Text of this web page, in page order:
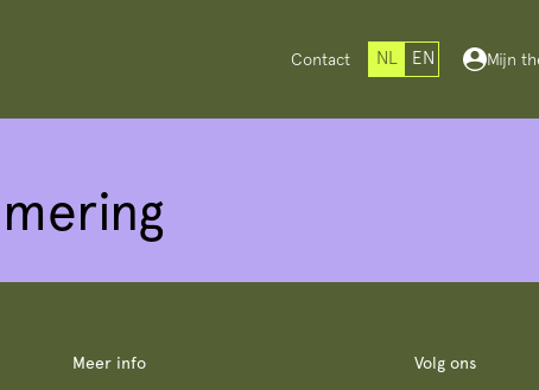
Contact NL EN Mijn
Meer info Volg ons